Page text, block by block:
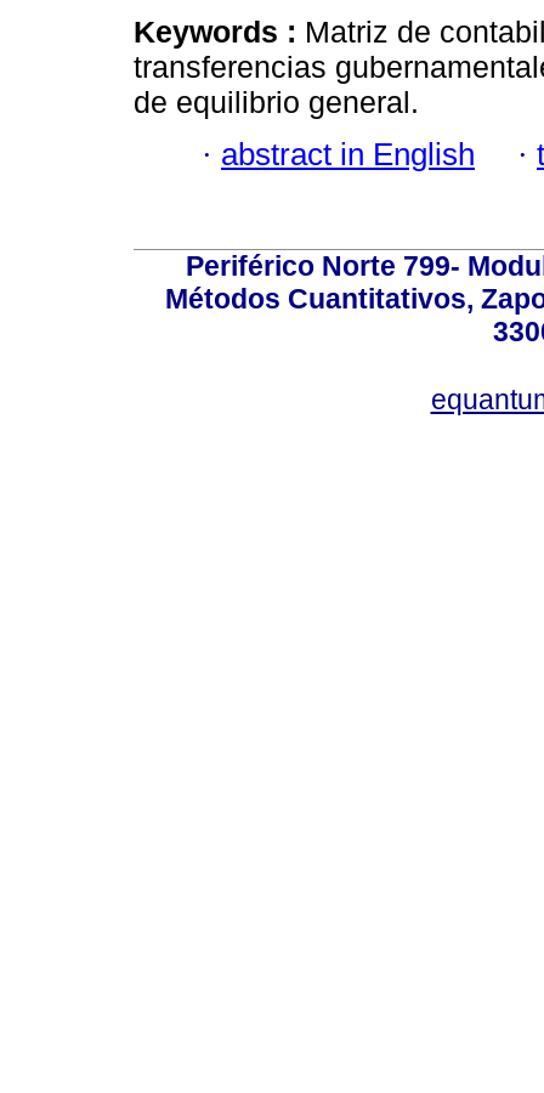
Keywords : Matriz de
transferencias
de equilibrio general.
· abstract in English ·
Periférico Norte 799-
Métodos Cuantitativos,